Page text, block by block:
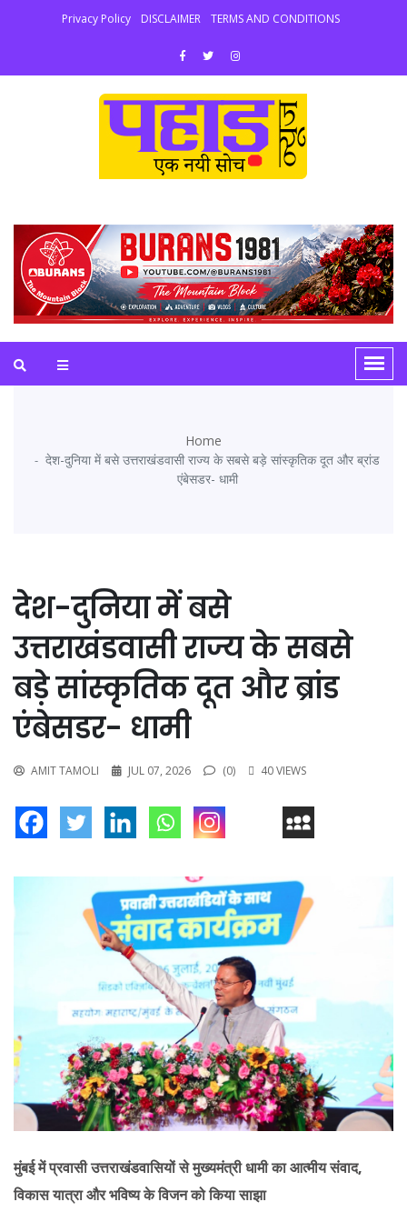
Privacy Policy DISCLAIMER TERMS AND CONDITIONS
Home
देश-दुनिया में बसे उत्तराखंडवासी राज्य के सबसे बड़े सांस्कृतिक दूत और ब्रांड
एंबेसडर- धामी
देश-दुनिया में बसे
उत्तराखंडवासी राज्य के सबसे
बड़े सांस्कृतिक दूत और ब्रांड
एंबेसडर- धामी
AMIT TAMOLI JUL 07, 2026 (0) 40 VIEWS
मुंबई में प्रवासी उत्तराखंडवासियों से मुख्यमंत्री धामी का आत्मीय संवाद,
विकास यात्रा और भविष्य के विजन को किया साझा